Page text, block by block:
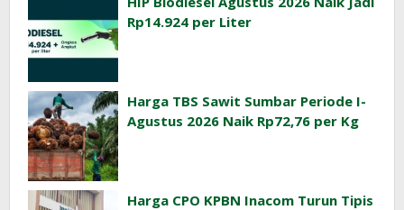
Rp14.924 per Liter
Harga TBS Sawit Sumbar Periode I-
Agustus 2026 Naik Rp72,76 per Kg
Harga CPO KPBN Inacom Turun Tipis